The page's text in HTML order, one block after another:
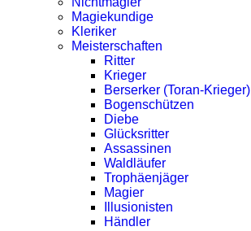
Magiekundige
Kleriker
Meisterschaften
Ritter
Krieger
Berserker (Toran-Krieger)
Bogenschützen
Diebe
Glücksritter
Assassinen
Waldläufer
Trophäenjäger
Magier
Illusionisten
Händler